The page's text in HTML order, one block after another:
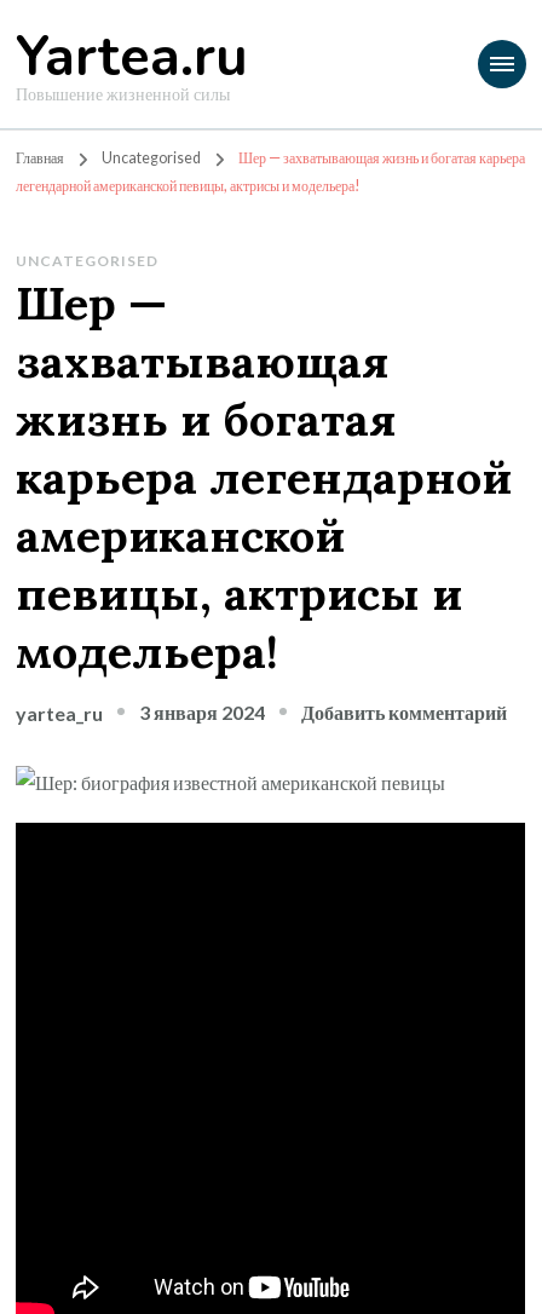
Yartea.ru
Повышение жизненной силы
Главная Uncategorised
Шер — захватывающая жизнь и богатая карьера
легендарной американской певицы, актрисы и модельера!
UNCATEGORISED
Шер —
захватывающая
жизнь и богатая
карьера легендарной
американской
певицы, актрисы и
модельера!
yartea_ru 3 января 2024 Добавить комментарийк